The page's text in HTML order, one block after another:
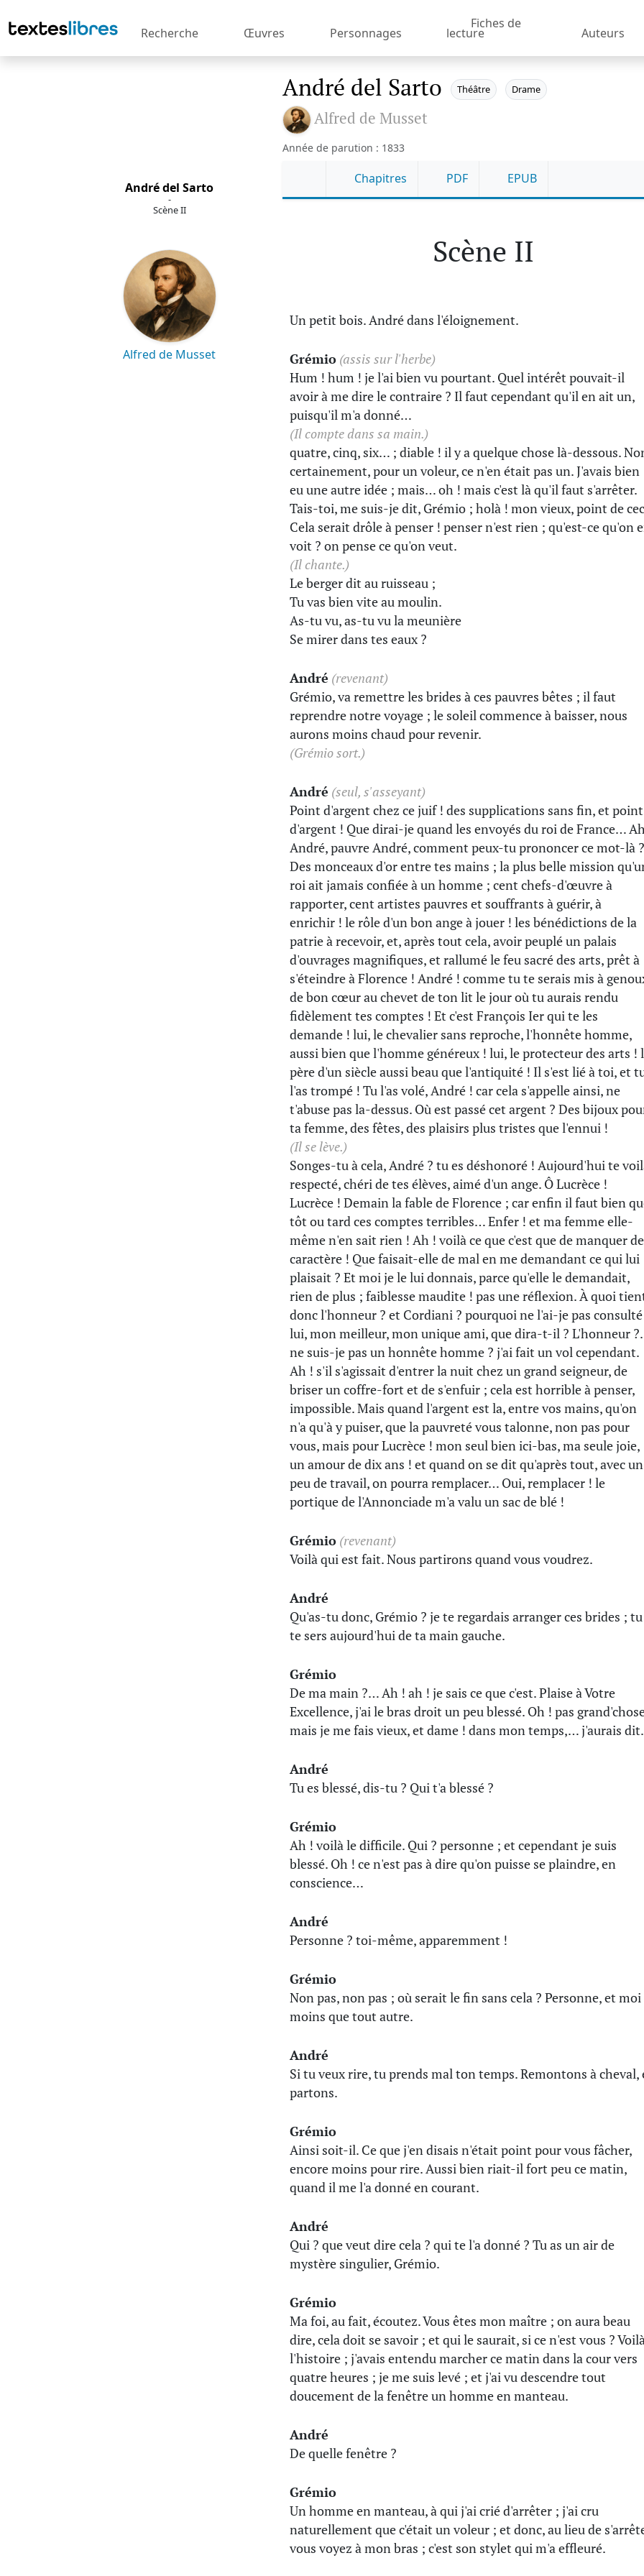
Recherche Œuvres Personnages
Fiches de
lecture Auteurs
André del Sarto
-
Scène II
Alfred de Musset
André del Sarto Théâtre Drame
Alfred de Musset
Année de parution : 1833
Chapitres PDF EPUB
Scène II
Un petit bois. André dans l'éloignement.
Grémio (assis sur l'herbe)
Hum ! hum ! je l'ai bien vu pourtant. Quel intérêt pouvait-il
avoir à me dire le contraire ? Il faut cependant qu'il en ait un,
puisqu'il m'a donné…
(Il compte dans sa main.)
quatre, cinq, six… ; diable ! il y a quelque chose là-dessous.
certainement, pour un voleur, ce n'en était pas un. J'avais bien
eu une autre idée ; mais… oh ! mais c'est là qu'il faut s'arrêter.
Tais-toi, me suis-je dit, Grémio ; holà ! mon vieux, point de
Cela serait drôle à penser ! penser n'est rien ; qu'est-ce qu'on
voit ? on pense ce qu'on veut.
(Il chante.)
Le berger dit au ruisseau ;
Tu vas bien vite au moulin.
As-tu vu, as-tu vu la meunière
Se mirer dans tes eaux ?
André (revenant)
Grémio, va remettre les brides à ces pauvres bêtes ; il faut
reprendre notre voyage ; le soleil commence à baisser, nous
aurons moins chaud pour revenir.
(Grémio sort.)
André (seul, s'asseyant)
Point d'argent chez ce juif ! des supplications sans fin, et point
d'argent ! Que dirai-je quand les envoyés du roi de France…
André, pauvre André, comment peux-tu prononcer ce mot-là ?
Des monceaux d'or entre tes mains ; la plus belle mission
roi ait jamais confiée à un homme ; cent chefs-d'œuvre à
rapporter, cent artistes pauvres et souffrants à guérir, à
enrichir ! le rôle d'un bon ange à jouer ! les bénédictions de la
patrie à recevoir, et, après tout cela, avoir peuplé un palais
d'ouvrages magnifiques, et rallumé le feu sacré des arts, prêt à
s'éteindre à Florence ! André ! comme tu te serais mis à
de bon cœur au chevet de ton lit le jour où tu aurais rendu
fidèlement tes comptes ! Et c'est François Ier qui te les
demande ! lui, le chevalier sans reproche, l'honnête homme,
aussi bien que l'homme généreux ! lui, le protecteur des arts !
père d'un siècle aussi beau que l'antiquité ! Il s'est lié à toi, et
l'as trompé ! Tu l'as volé, André ! car cela s'appelle ainsi, ne
t'abuse pas la-dessus. Où est passé cet argent ? Des bijoux
ta femme, des fêtes, des plaisirs plus tristes que l'ennui !
(Il se lève.)
Songes-tu à cela, André ? tu es déshonoré ! Aujourd'hui te
respecté, chéri de tes élèves, aimé d'un ange. Ô Lucrèce !
Lucrèce ! Demain la fable de Florence ; car enfin il faut bien
tôt ou tard ces comptes terribles… Enfer ! et ma femme elle-
même n'en sait rien ! Ah ! voilà ce que c'est que de manquer de
caractère ! Que faisait-elle de mal en me demandant ce qui lui
plaisait ? Et moi je le lui donnais, parce qu'elle le demandait,
rien de plus ; faiblesse maudite ! pas une réflexion. À quoi
donc l'honneur ? et Cordiani ? pourquoi ne l'ai-je pas
lui, mon meilleur, mon unique ami, que dira-t-il ? L'honneur
ne suis-je pas un honnête homme ? j'ai fait un vol cependant.
Ah ! s'il s'agissait d'entrer la nuit chez un grand seigneur, de
briser un coffre-fort et de s'enfuir ; cela est horrible à penser,
impossible. Mais quand l'argent est la, entre vos mains, qu'on
n'a qu'à y puiser, que la pauvreté vous talonne, non pas pour
vous, mais pour Lucrèce ! mon seul bien ici-bas, ma seule joie,
un amour de dix ans ! et quand on se dit qu'après tout, avec un
peu de travail, on pourra remplacer… Oui, remplacer ! le
portique de l'Annonciade m'a valu un sac de blé !
Grémio (revenant)
Voilà qui est fait. Nous partirons quand vous voudrez.
André
Qu'as-tu donc, Grémio ? je te regardais arranger ces brides ; tu
te sers aujourd'hui de ta main gauche.
Grémio
De ma main ?… Ah ! ah ! je sais ce que c'est. Plaise à Votre
Excellence, j'ai le bras droit un peu blessé. Oh ! pas
mais je me fais vieux, et dame ! dans mon temps,… j'aurais
André
Tu es blessé, dis-tu ? Qui t'a blessé ?
Grémio
Ah ! voilà le difficile. Qui ? personne ; et cependant je suis
blessé. Oh ! ce n'est pas à dire qu'on puisse se plaindre, en
conscience…
André
Personne ? toi-même, apparemment !
Grémio
Non pas, non pas ; où serait le fin sans cela ? Personne, et moi
moins que tout autre.
André
Si tu veux rire, tu prends mal ton temps. Remontons à cheval,
partons.
Grémio
Ainsi soit-il. Ce que j'en disais n'était point pour vous fâcher,
encore moins pour rire. Aussi bien riait-il fort peu ce matin,
quand il me l'a donné en courant.
André
Qui ? que veut dire cela ? qui te l'a donné ? Tu as un air de
mystère singulier, Grémio.
Grémio
Ma foi, au fait, écoutez. Vous êtes mon maître ; on aura beau
dire, cela doit se savoir ; et qui le saurait, si ce n'est vous ?
l'histoire ; j'avais entendu marcher ce matin dans la cour vers
quatre heures ; je me suis levé ; et j'ai vu descendre tout
doucement de la fenêtre un homme en manteau.
André
De quelle fenêtre ?
Grémio
Un homme en manteau, à qui j'ai crié d'arrêter ; j'ai cru
naturellement que c'était un voleur ; et donc, au lieu de
vous voyez à mon bras ; c'est son stylet qui m'a effleuré.